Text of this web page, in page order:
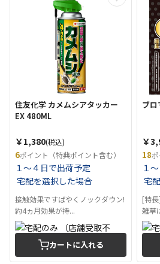
住友化学 カメムシアタッカー
EX 480ML
￥1,380(税込)
6ポイント（特典ポイント含む）
１～４日で出荷予定
宅配を選択した場合
接触効果ですばやくノックダウン!
約4ヵ月効果が持...
カートに入れる
ブ
￥
18
１
宅
[特
雑草